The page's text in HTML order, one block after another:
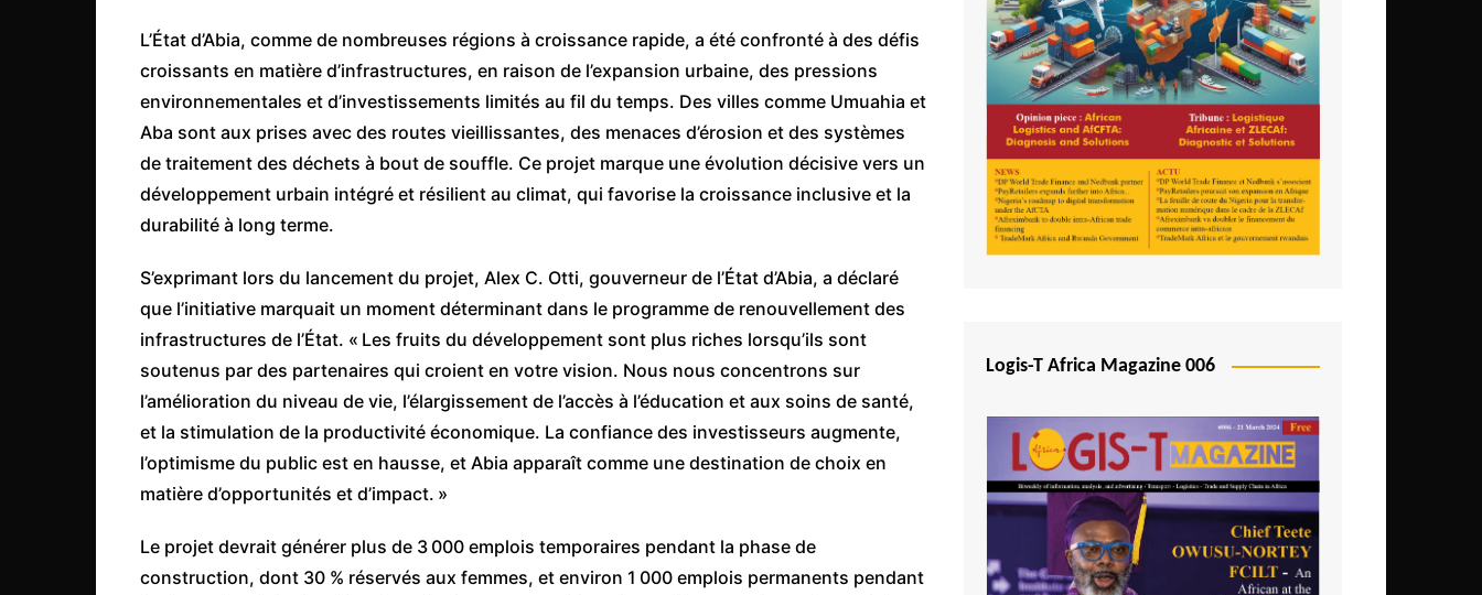
République Démocratique du
Congo
Seychelles
Sierra Leone
Soudan
Zimbabwe
L’État d’Abia, comme de nombreuses régions à croissance rapide, a été confronté à des défis
croissants en matière d’infrastructures, en raison de l’expansion urbaine, des pressions
environnementales et d’investissements limités au fil du temps. Des villes comme Umuahia et
Aba sont aux prises avec des routes vieillissantes, des menaces d’érosion et des systèmes
de traitement des déchets à bout de souffle. Ce projet marque une évolution décisive vers un
développement urbain intégré et résilient au climat, qui favorise la croissance inclusive et la
durabilité à long terme.
S’exprimant lors du lancement du projet, Alex C. Otti, gouverneur de l’État d’Abia, a déclaré
que l’initiative marquait un moment déterminant dans le programme de renouvellement des
infrastructures de l’État. « Les fruits du développement sont plus riches lorsqu’ils sont
soutenus par des partenaires qui croient en votre vision. Nous nous concentrons sur
l’amélioration du niveau de vie, l’élargissement de l’accès à l’éducation et aux soins de santé,
et la stimulation de la productivité économique. La confiance des investisseurs augmente,
l’optimisme du public est en hausse, et Abia apparaît comme une destination de choix en
matière d’opportunités et d’impact. »
Le projet devrait générer plus de 3 000 emplois temporaires pendant la phase de
construction, dont 30 % réservés aux femmes, et environ 1 000 emplois permanents pendant
Logis-T Africa Magazine 006